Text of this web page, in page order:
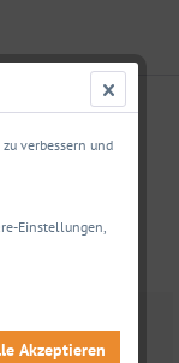
00610287
Produkt?
weiter.
verbessern und
Einstellungen,
Akzeptieren